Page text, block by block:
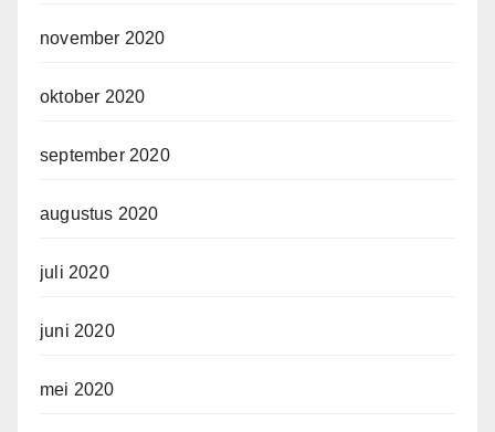
november 2020
oktober 2020
september 2020
augustus 2020
juli 2020
juni 2020
mei 2020